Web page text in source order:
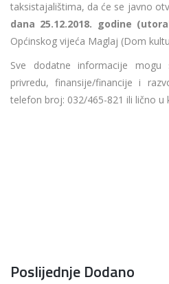
taksistajalištima, da će se javno
dana 25.12.2018. godine
Općinskog vijeća Maglaj (Dom
Sve dodatne informacije
privredu, finansije/financije i
telefon broj: 032/465-821 ili lično u
Poslijednje Dodano